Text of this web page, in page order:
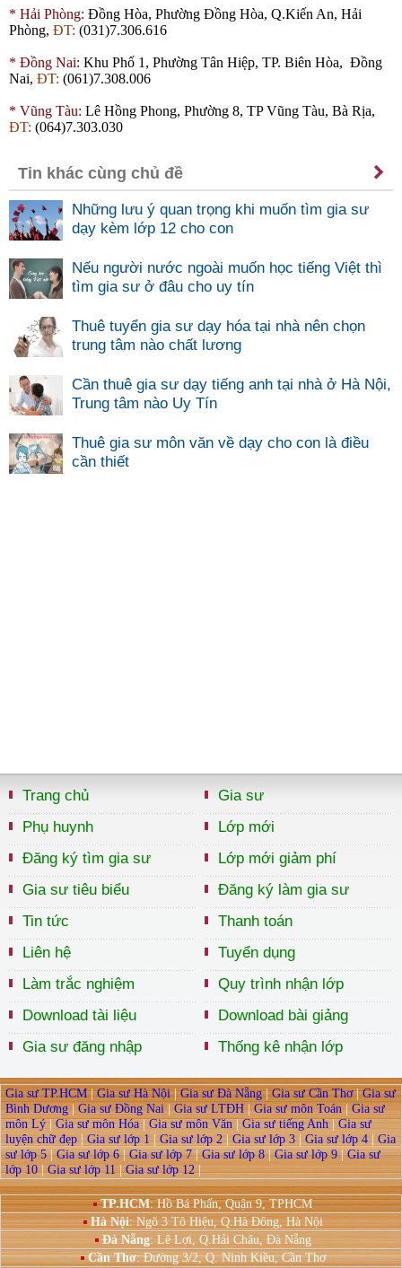
* Hải Phòng: Đồng Hòa, Phường Đồng Hòa, Q.Kiến An, Hải
Phòng, ĐT: (031)7.306.616
* Đồng Nai: Khu Phố 1, Phường Tân Hiệp, TP. Biên Hòa, Đồng
Nai, ĐT: (061)7.308.006
* Vũng Tàu: Lê Hồng Phong, Phường 8, TP Vũng Tàu, Bà Rịa,
ĐT: (064)7.303.030
Tin khác cùng chủ đề
Những lưu ý quan trọng khi muốn tìm gia sư
dạy kèm lớp 12 cho con
Nếu người nước ngoài muốn học tiếng Việt thì
tìm gia sư ở đâu cho uy tín
Thuê tuyển gia sư dạy hóa tại nhà nên chọn
trung tâm nào chất lương
Cần thuê gia sư dạy tiếng anh tại nhà ở Hà Nội,
Trung tâm nào Uy Tín
Thuê gia sư môn văn về dạy cho con là điều
cần thiết
Trang chủ
Phụ huynh
Đăng ký tìm gia sư
Gia sư tiêu biểu
Tin tức
Liên hệ
Làm trắc nghiệm
Download tài liệu
Gia sư đăng nhập
Gia sư
Lớp mới
Lớp mới giảm phí
Đăng ký làm gia sư
Thanh toán
Tuyển dụng
Quy trình nhận lớp
Download bài giảng
Thống kê nhận lớp
Gia sư TP.HCM|Gia sư Hà Nội|Gia sư Đà Nẵng|Gia sư Cần Thơ|Gia sư
Bình Dương | Gia sư Đồng Nai | Gia sư LTĐH | Gia sư môn Toán | Gia sư
môn Lý|Gia sư môn Hóa|Gia sư môn Văn|Gia sư tiếng Anh|Gia sư
luyện chữ đẹp | Gia sư lớp 1 | Gia sư lớp 2 | Gia sư lớp 3 | Gia sư lớp 4 | Gia
sư lớp 5|Gia sư lớp 6|Gia sư lớp 7|Gia sư lớp 8|Gia sư lớp 9|Gia sư
lớp 10|Gia sư lớp 11|Gia sư lớp 12|
TP.HCM: Hồ Bá Phấn, Quận 9, TPHCM
Hà Nội: Ngõ 3 Tô Hiệu, Q.Hà Đông, Hà Nội
Đà Nẵng: Lê Lợi, Q.Hải Châu, Đà Nẵng
Cần Thơ: Đường 3/2, Q. Ninh Kiều, Cần Thơ